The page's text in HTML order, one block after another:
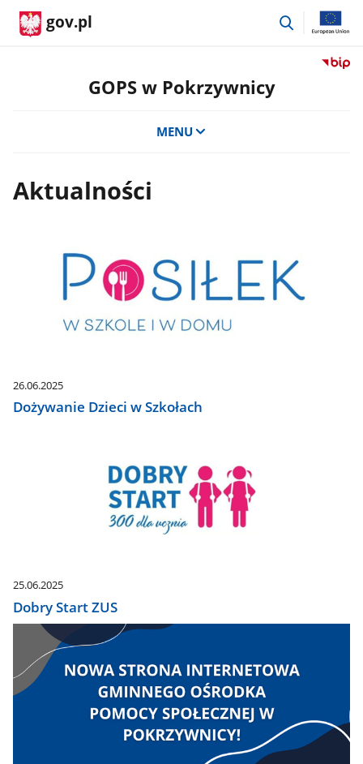
gov.pl
przejdź
Przejdź
GOPS w Pokrzywnicy
MENU
Aktualności
26.06.2025
Dożywanie Dzieci w Szkołach
25.06.2025
Dobry Start ZUS